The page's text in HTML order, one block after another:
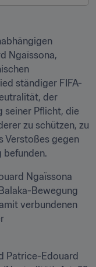
Ngaïssona,
ständiger FIFA-
der
seiner Pflicht, die
zu schützen, zu
Verstoßes gegen
befunden.
Ngaïssona
Bewegung
verbundenen
Patrice-Edouard